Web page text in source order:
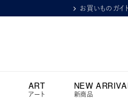
お買いものガイ
ART
アート
NEW
新商品